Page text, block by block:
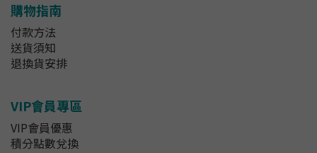
購物指南
付款方法
送貨須知
退換貨安排
VIP會員專區
VIP會員優惠
積分點數兌換